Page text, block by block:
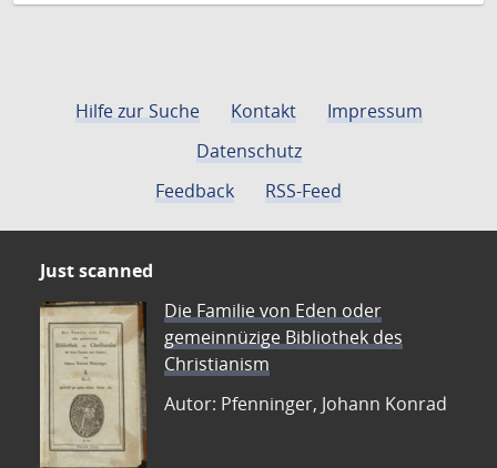
Hilfe zur Suche Kontakt
Impressum
Datenschutz
Feedback
RSS-Feed
Just scanned
Die Familie von Eden oder
gemeinnüzige Bibliothek des
Christianism
Autor: Pfenninger, Johann Konrad